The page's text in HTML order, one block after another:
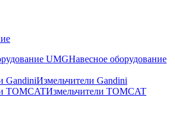
Навесное оборудование
Измельчители Gandini
Измельчители TOMCAT